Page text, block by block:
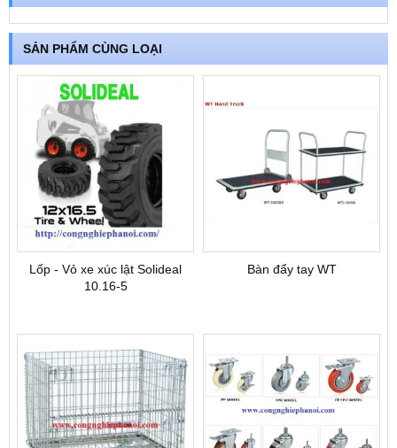
SẢN PHẨM CÙNG LOẠI
Lốp - Vỏ xe xúc lật Solideal
10.16-5
Bàn đẩy tay WT